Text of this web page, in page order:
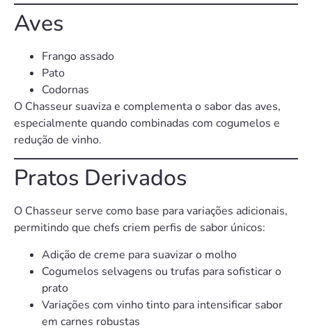
Aves
Frango assado
Pato
Codornas
O Chasseur suaviza e complementa o sabor das aves,
especialmente quando combinadas com cogumelos e
redução de vinho.
Pratos Derivados
O Chasseur serve como base para variações adicionais,
permitindo que chefs criem perfis de sabor únicos:
Adição de creme para suavizar o molho
Cogumelos selvagens ou trufas para sofisticar o
prato
Variações com vinho tinto para intensificar sabor
em carnes robustas